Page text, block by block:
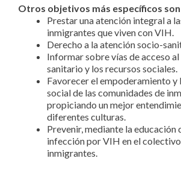
Otros objetivos más específicos
Prestar una atención integral a
inmigrantes que viven con VIH.
Derecho a la atención socio-
Informar sobre vías de acceso
sanitario y los recursos sociales.
Favorecer el empoderamiento
social de las comunidades de
propiciando un mejor
diferentes culturas.
Prevenir, mediante la educación
infección por VIH en el
inmigrantes.